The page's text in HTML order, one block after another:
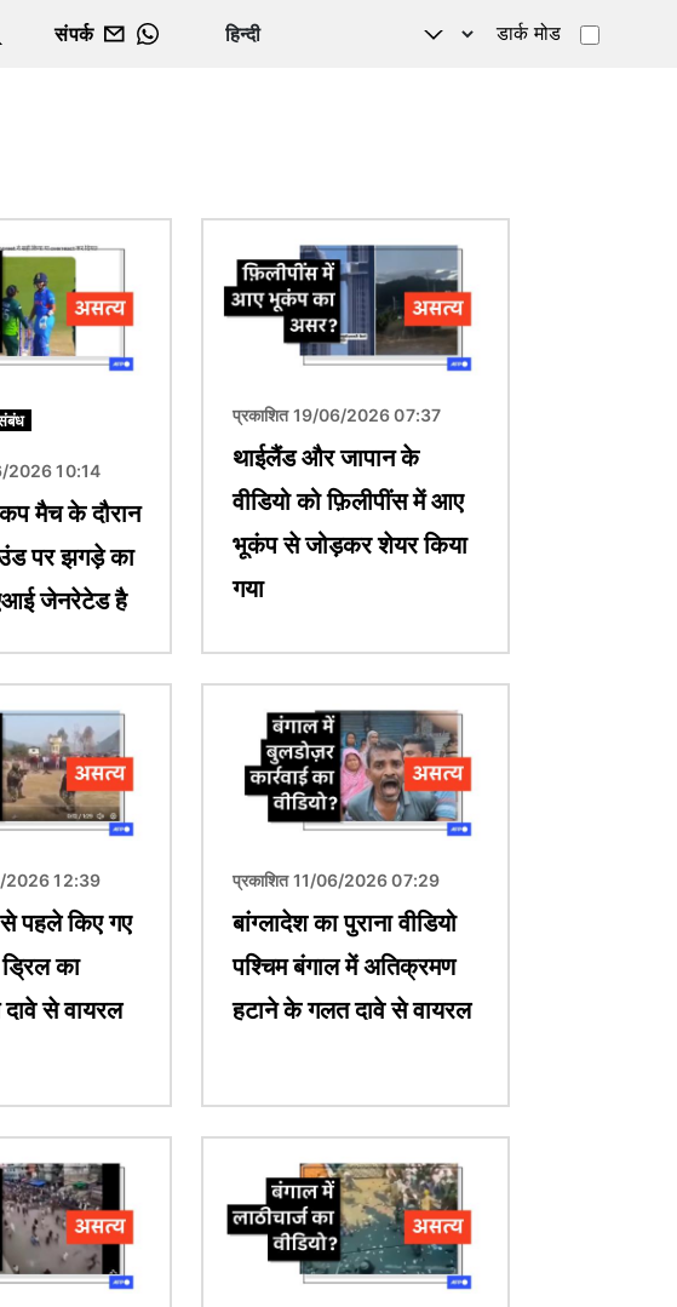
संपर्क
WHATSAPP
डार्क मोड
2026 10:14
कप मैच के दौरान
पर झगड़े का
जेनरेटेड है
प्रकाशित 19/06/2026 07:37
थाईलैंड और जापान के
वीडियो को फ़िलीपींस में आए
भूकंप से जोड़कर शेयर किया
गया
2026 12:39
पहले किए गए
का
दावे से वायरल
प्रकाशित 11/06/2026 07:29
बांग्लादेश का पुराना वीडियो
पश्चिम बंगाल में अतिक्रमण
हटाने के गलत दावे से वायरल